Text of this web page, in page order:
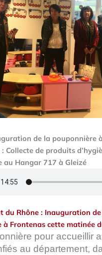
de la pouponnière
Collecte de produits
au Hangar 717 à Gleizé
du Rhône : Inauguration
à Frontenas cette matinée
pour accueillir
au département,